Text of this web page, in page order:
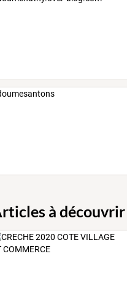
à découvrir